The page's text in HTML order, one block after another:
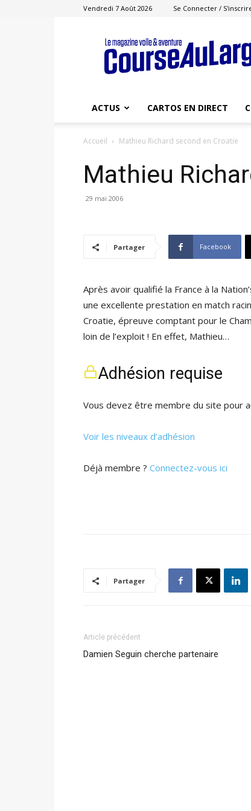
Vendredi 7 Août 2026 Se Connecter /
Course
au
Large
ACTUS CARTOS EN DIRECT
Accueil Mathieu Richard second en Croatie
Mathieu
29 mai 2006
Partager Facebook
Après avoir qualifié la France à la
une excellente prestation en match
Croatie, épreuve comptant pour le
loin de l’exploit ! En effet, Mathieu…
Adhésion requise
Vous devez être membre du site pour
Voir les niveaux d’adhésion
Déjà membre ? Connectez-vous ici
Partager
Article précédent
Damien Seguin cherche partenaire